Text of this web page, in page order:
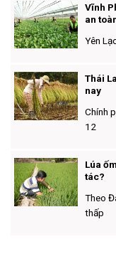
Vĩnh
an
Yên
Thái
nay
Chính
12
Lúa
tác?
Theo
thấp